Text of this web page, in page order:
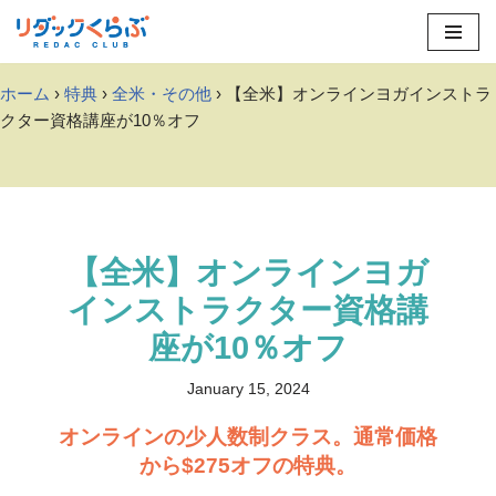
Skip
content
ホーム › 特典 › 全米・その他 › 【全米】オンラインヨガインストラ
クター資格講座が10％オフ
【全米】オンラインヨガ
インストラクター資格講
座が10％オフ
January 15, 2024
オンラインの少人数制クラス。通常価格
から$275オフの特典。